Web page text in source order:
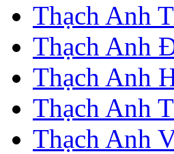
Thạch Anh
Thạch Anh
Thạch Anh
Thạch Anh
Thạch Anh